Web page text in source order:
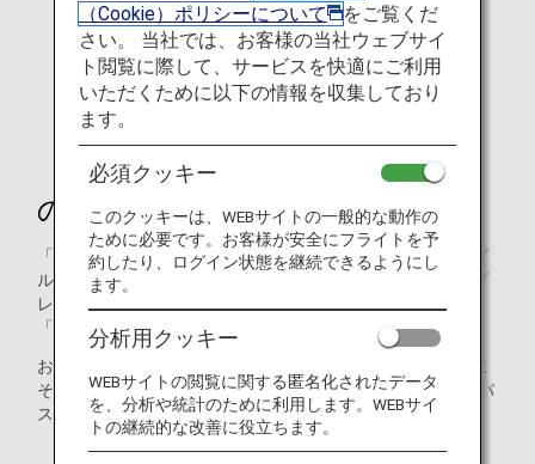
「ダイヤモンドサービス」デスク
のご案内
「ANAダイヤモンドサービス」メンバーが対象です。ANAグ
ループ運航便のご予約はもちろん、マイレージサービス、プ
レミアムメンバーサービスについてのお問い合わせなど、
「ダイヤモンドサービス」デスクで承ります。
お電話でのご予約・お問い合わせ時には、音声ガイダンスに
そって、ANAマイレージクラブお客様番号（10桁）とAMCパ
スワード（4桁）の入力をお願いしております。
*AMCパスワード（4桁）は、Webパスワード（8～16
（Cookie）ポリシーについて
をご覧くだ
さい。 当社では、お客様の当社ウェブサイ
ト閲覧に際して、サービスを快適にご利用
いただくために以下の情報を収集しており
ます。
必須クッキー
このクッキーは、WEBサイトの一般的な動作の
ために必要です。お客様が安全にフライトを予
約したり、ログイン状態を継続できるようにし
ます。
分析用クッキー
WEBサイトの閲覧に関する匿名化されたデータ
を、分析や統計のために利用します。WEBサイ
トの継続的な改善に役立ちます。